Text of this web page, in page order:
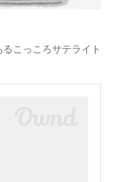
こっころサテライト